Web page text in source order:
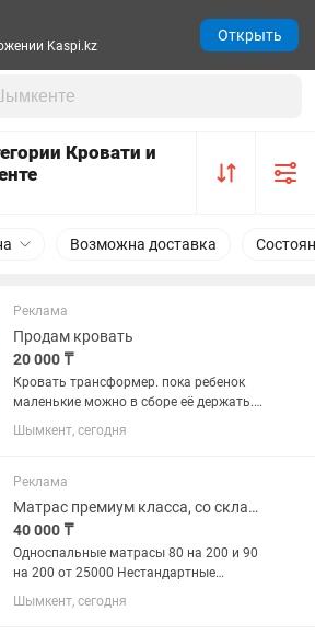
Кровати и
Возможна доставка
Реклама
Продам кровать
20 000 ₸
Кровать трансформер. пока ребенок
маленькие можно в сборе её держать.,
если уже подросток можно разложить.
Шымкент, сегодня
Реклама
Матрас премиум класса, со склада
40 000 ₸
Односпальные матрасы 80 на 200 и 90
на 200 от 25000 Нестандартные
размеры на заказ Матрас Боннель
средняя жесткость 160 на 200 - 42000
Шымкент, сегодня
Kaspi.kz
Открыть